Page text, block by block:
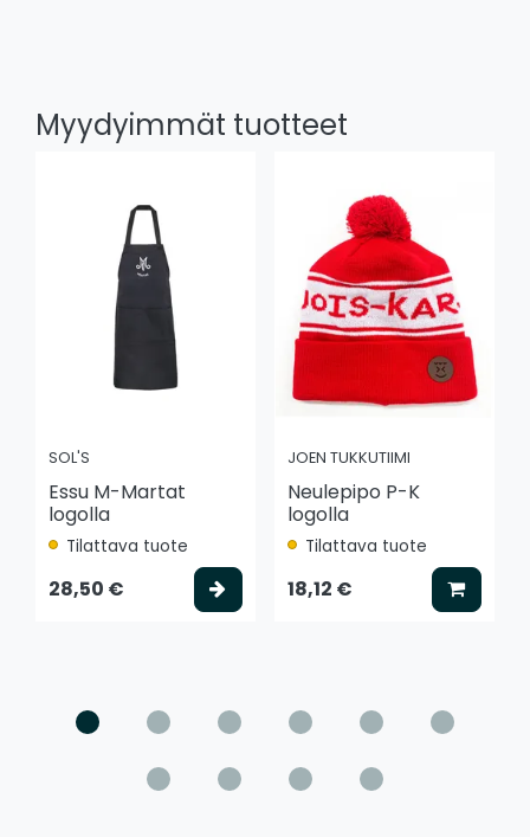
Myydyimmät tuotteet
SOL'S
Essu M-Martat
logolla
Tilattava tuote
28,50 € Valitse vaihtoehto
JOEN TUKKUTIIMI
Neulepipo P-K
logolla
Tilattava tuote
18,12 € Lisää